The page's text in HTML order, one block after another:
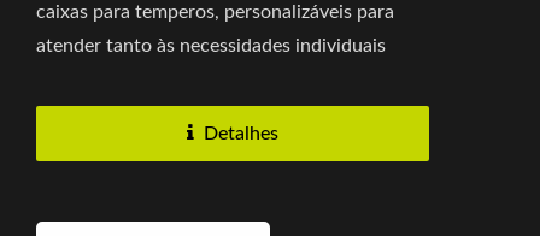
caixas para temperos, personalizáveis para
atender tanto às necessidades individuais
Detalhes